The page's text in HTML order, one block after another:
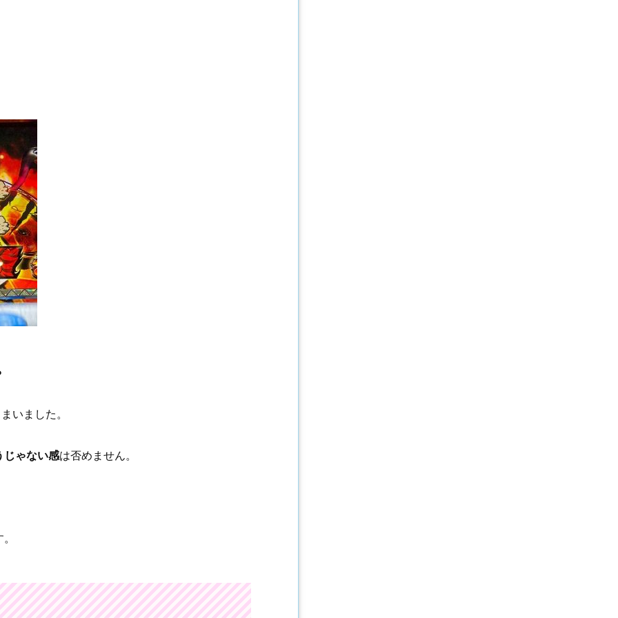
いました。
じゃない感は否めません。